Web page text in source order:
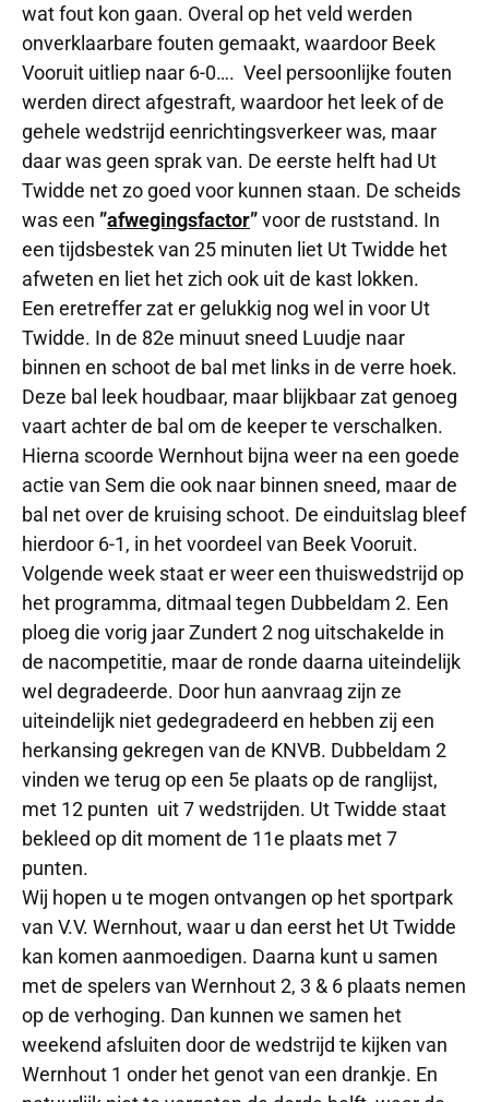
wat fout kon gaan. Overal op het veld werden
onverklaarbare fouten gemaakt, waardoor Beek
Vooruit uitliep naar 6-0…. Veel persoonlijke fouten
werden direct afgestraft, waardoor het leek of de
gehele wedstrijd eenrichtingsverkeer was, maar
daar was geen sprak van. De eerste helft had Ut
Twidde net zo goed voor kunnen staan. De scheids
was een ”afwegingsfactor”voor de ruststand. In
een tijdsbestek van 25 minuten liet Ut Twidde het
afweten en liet het zich ook uit de kast lokken.
Een eretreffer zat er gelukkig nog wel in voor Ut
Twidde. In de 82e minuut sneed Luudje naar
binnen en schoot de bal met links in de verre hoek.
Deze bal leek houdbaar, maar blijkbaar zat genoeg
vaart achter de bal om de keeper te verschalken.
Hierna scoorde Wernhout bijna weer na een goede
actie van Sem die ook naar binnen sneed, maar de
bal net over de kruising schoot. De einduitslag bleef
hierdoor 6-1, in het voordeel van Beek Vooruit.
Volgende week staat er weer een thuiswedstrijd op
het programma, ditmaal tegen Dubbeldam 2. Een
ploeg die vorig jaar Zundert 2 nog uitschakelde in
de nacompetitie, maar de ronde daarna uiteindelijk
wel degradeerde. Door hun aanvraag zijn ze
uiteindelijk niet gedegradeerd en hebben zij een
herkansing gekregen van de KNVB. Dubbeldam 2
vinden we terug op een 5e plaats op de ranglijst,
met 12 punten uit 7 wedstrijden. Ut Twidde staat
bekleed op dit moment de 11e plaats met 7
punten.
Wij hopen u te mogen ontvangen op het sportpark
van V.V. Wernhout, waar u dan eerst het Ut Twidde
kan komen aanmoedigen. Daarna kunt u samen
met de spelers van Wernhout 2, 3 & 6 plaats nemen
op de verhoging. Dan kunnen we samen het
weekend afsluiten door de wedstrijd te kijken van
Wernhout 1 onder het genot van een drankje. En